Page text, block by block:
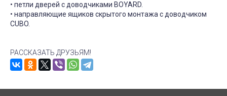
• петли дверей с доводчиками BOYARD.
• направляющие ящиков скрытого монтажа с доводчиком
CUBO.
РАССКАЗАТЬ ДРУЗЬЯМ!